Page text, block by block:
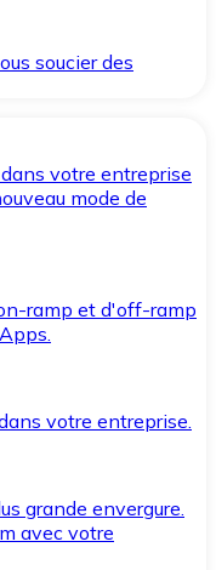
soucier des
votre entreprise
mode de
ramp et d'off-ramp
votre entreprise.
grande envergure.
avec votre